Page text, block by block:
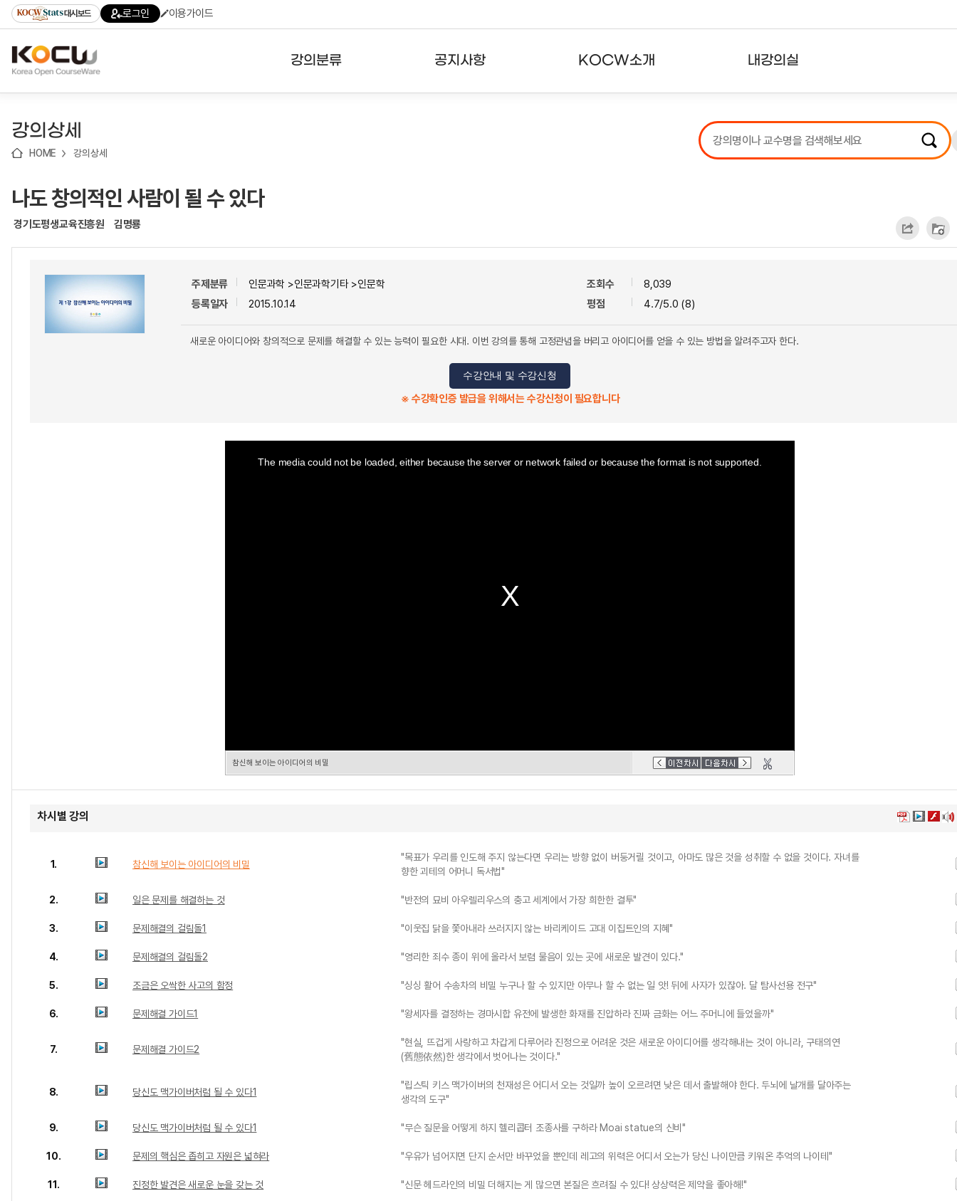
기
기
기
content)
가
대시보드 로그인 이용가이드
강의분류 공지사항 KOCW소개 내강의실
강의리스트
수강확인증강의
강의상세
HOME 강의상세
나도 창의적인 사람이 될 수 있다
경기도평생교육진흥원 김명룡
주제분류
인문과학 >인문과학기타 >인문학
등록일자
2015.10.14
조회수
8,039
평점
4.7/5.0 (8)
새로운 아이디어와 창의적으로 문제를 해결할 수 있는 능력이 필요한 시대. 이번 강의를 통해 고정관념을 버리고 아이디어를 얻을 수 있는 방법을 알려주고자 한다.
수강안내 및 수강신청
※ 수강확인증 발급을 위해서는 수강신청이 필요합니다
The media could not be loaded, either because the server or network failed or because the format is not supported.
참신해 보이는 아이디어의 비밀
차시별 강의
1. 참신해 보이는 아이디어의 비밀
"목표가 우리를 인도해 주지 않는다면 우리는 방향 없이 버둥거릴 것이고, 아마도 많은 것을 성취할 수 없을 것이다. 자녀를
향한 괴테의 어머니 독서법"
2. 일은 문제를 해결하는 것 "반전의 묘비 아우렐리우스의 충고 세계에서 가장 희한한 결투"
3. 문제해결의 걸림돌1 "이웃집 닭을 쫓아내라 쓰러지지 않는 바리케이드 고대 이집트인의 지혜"
4. 문제해결의 걸림돌2 "영리한 죄수 종이 위에 올라서 보렴 물음이 있는 곳에 새로운 발견이 있다."
5. 조금은 오싹한 사고의 함정 "싱싱 활어 수송차의 비밀 누구나 할 수 있지만 아무나 할 수 없는 일 앗! 뒤에 사자가 있잖아. 달 탐사선용 전구"
6. 문제해결 가이드1 "왕세자를 결정하는 경마시합 유전에 발생한 화재를 진압하라 진짜 금화는 어느 주머니에 들었을까"
7. 문제해결 가이드2
"현실, 뜨겁게 사랑하고 차갑게 다루어라 진정으로 어려운 것은 새로운 아이디어를 생각해내는 것이 아니라, 구태의연
(舊態依然)한 생각에서 벗어나는 것이다."
8. 당신도 맥가이버처럼 될 수 있다1
"립스틱 키스 맥가이버의 천재성은 어디서 오는 것일까 높이 오르려면 낮은 데서 출발해야 한다. 두뇌에 날개를 달아주는
생각의 도구"
9. 당신도 맥가이버처럼 될 수 있다1 "무슨 질문을 어떻게 하지 헬리콥터 조종사를 구하라 Moai statue의 신비"
10. 문제의 핵심은 좁히고 자원은 넓혀라 "우유가 넘어지면 단지 순서만 바꾸었을 뿐인데 레고의 위력은 어디서 오는가 당신 나이만큼 키워온 추억의 나이테"
11. 진정한 발견은 새로운 눈을 갖는 것 "신문 헤드라인의 비밀 더해지는 게 많으면 본질은 흐려질 수 있다! 상상력은 제약을 좋아해!"